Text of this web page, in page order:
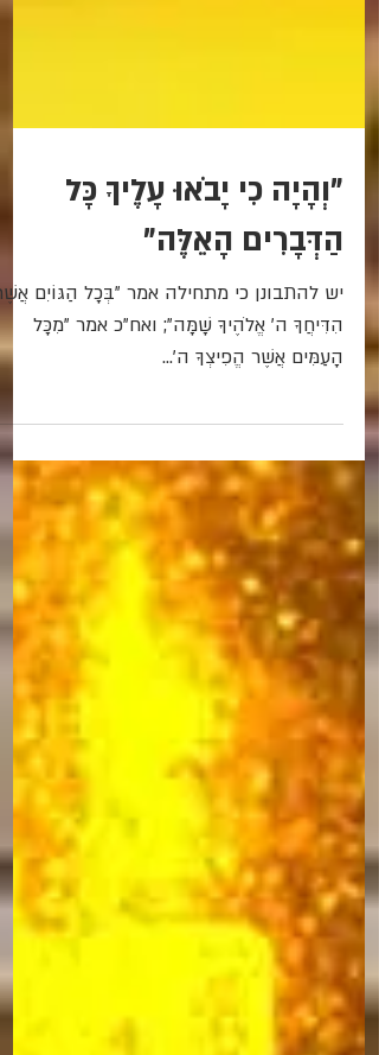
"וְהָיָה כִי יָבֹאוּ עָלֶיךָ כָּל
הַדְּבָרִים הָאֵלֶּה"
יש להתבונן כי מתחילה אמר "בְּכָל הַגּוֹיִם
הִדִּיחֲךָ ה' אֱלֹהֶיךָ שָׁמָּה"; ואח"כ אמר "מִכָּל